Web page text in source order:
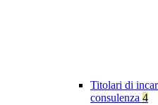
Titolari di
consulenza 4